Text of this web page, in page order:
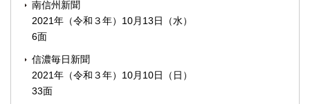
南信州新聞
2021年（令和３年）10月13日（水）
6面
信濃毎日新聞
2021年（令和３年）10月10日（日）
33面